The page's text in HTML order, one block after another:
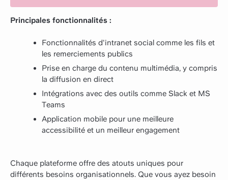
Principales fonctionnalités :
Fonctionnalités d'intranet social comme les fils et
les remerciements publics
Prise en charge du contenu multimédia, y compris
la diffusion en direct
Intégrations avec des outils comme Slack et MS
Teams
Application mobile pour une meilleure
accessibilité et un meilleur engagement
Chaque plateforme offre des atouts uniques pour
différents besoins organisationnels. Que vous ayez besoin